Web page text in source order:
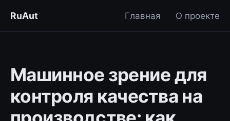
RuAut Главная О проекте
Машинное зрение для
контроля качества на